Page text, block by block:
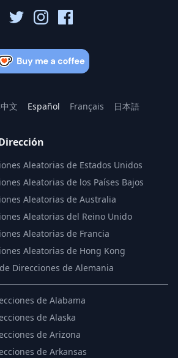
文 Español Français 日本語
Aleatorias de Estados Unidos
Aleatorias de los Países Bajos
Aleatorias de Australia
Aleatorias del Reino Unido
Aleatorias de Francia
Aleatorias de Hong Kong
Direcciones de Alemania
de Alabama
de Alaska
de Arizona
de Arkansas